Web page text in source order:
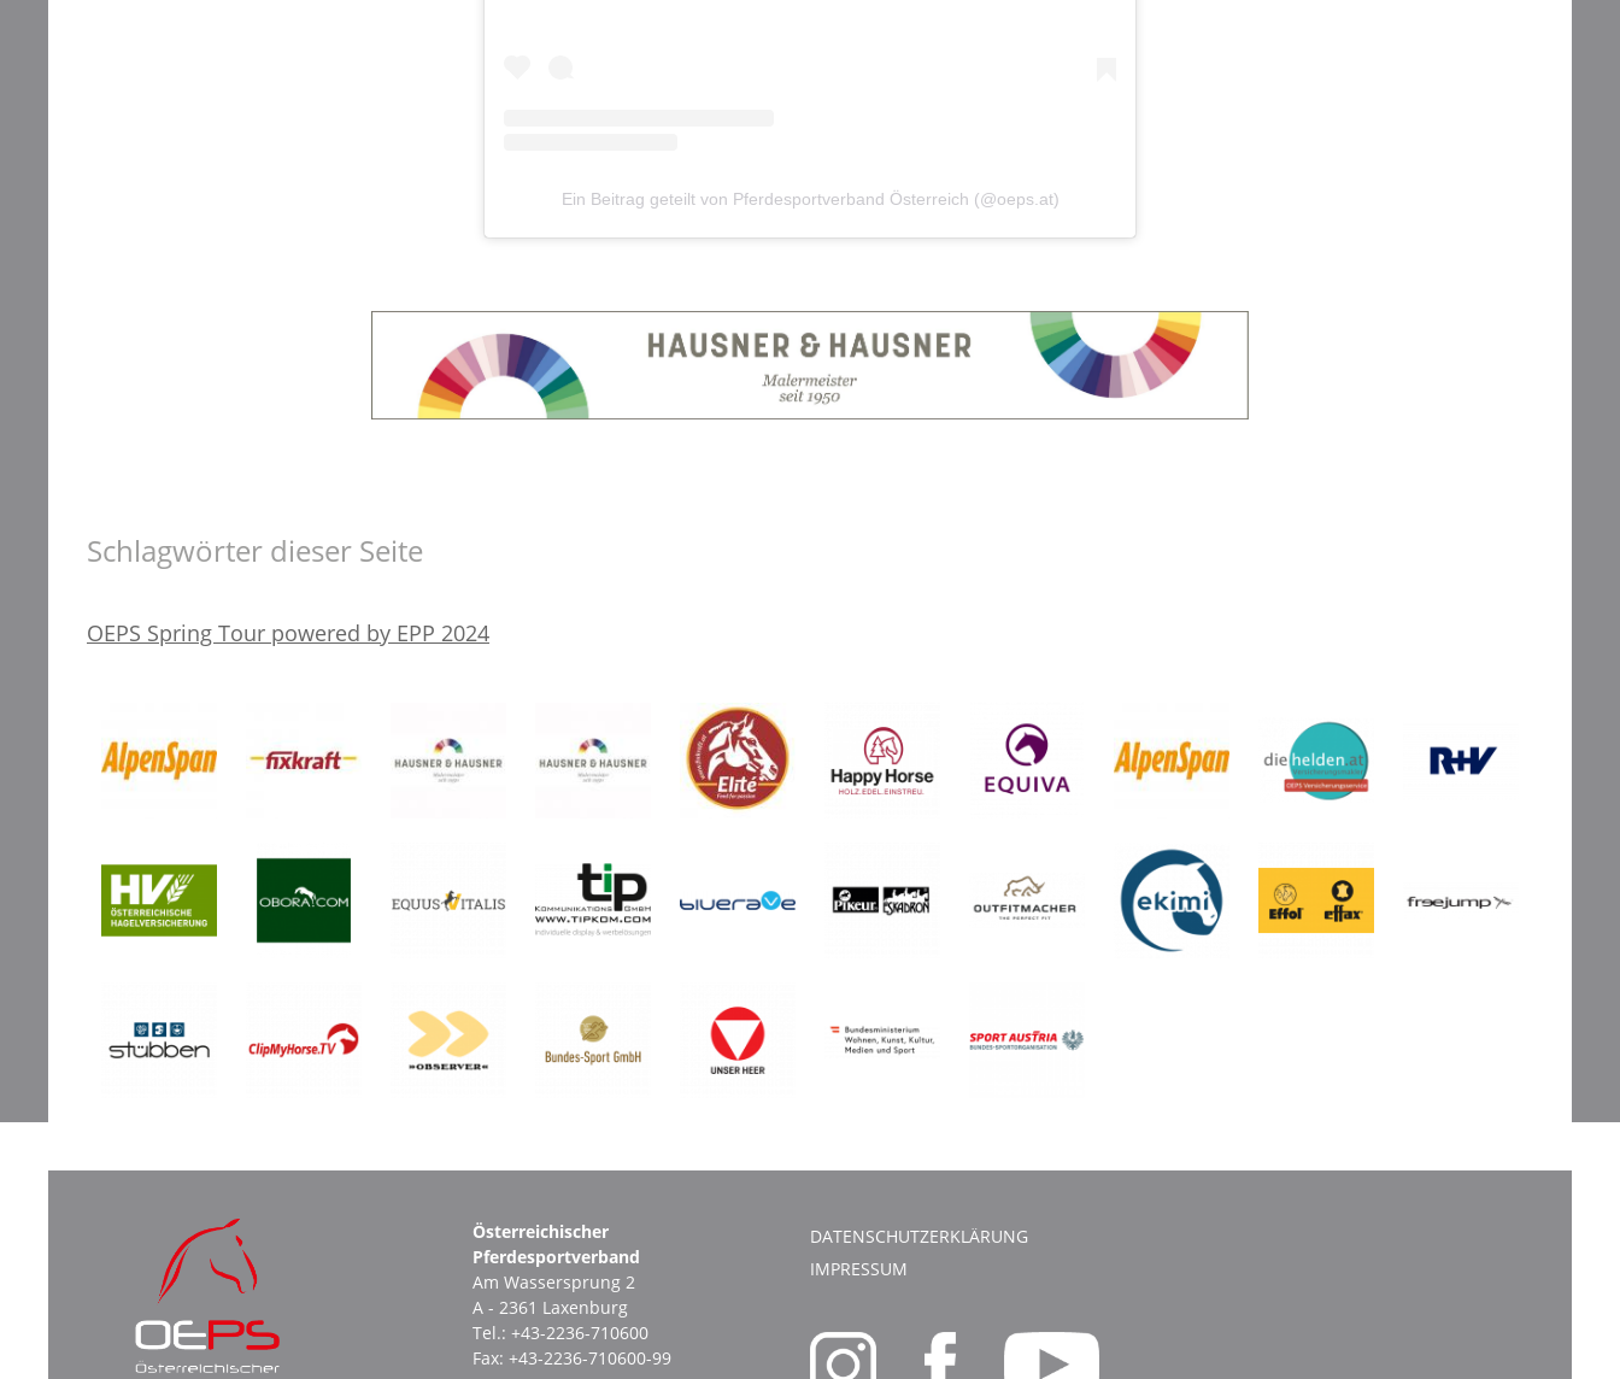
Ein Beitrag geteilt von Pferdesportverband Österreich (@oeps.at)
Schlagwörter dieser Seite
OEPS Spring Tour powered by EPP 2024
Österreichischer
Pferdesportverband
Am Wassersprung 2
A - 2361 Laxenburg
Tel.: +43-2236-710600
Fax: +43-2236-710600-99
DATENSCHUTZERKLÄRUNG
IMPRESSUM